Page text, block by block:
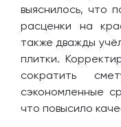
выяснилось, что
расценки на
также дважды
плитки.
сократить
сэкономленные
что повысило